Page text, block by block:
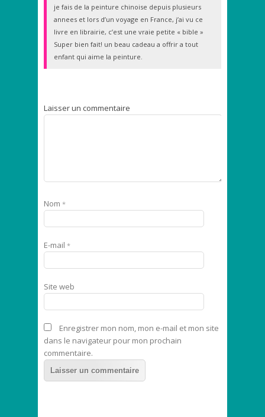
je fais de la peinture chinoise depuis plusieurs
annees et lors d’un voyage en France, j’ai vu ce
livre en librairie, c’est une vraie petite « bible »
Super bien fait! un beau cadeau a offrir a tout
enfant qui aime la peinture.
Laisser un commentaire
Nom *
E-mail *
Site web
Enregistrer mon nom, mon e-mail et mon site
dans le navigateur pour mon prochain
commentaire.